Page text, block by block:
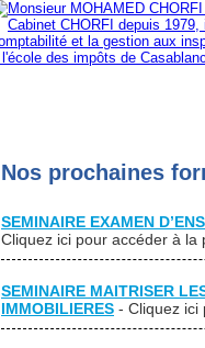
Nos prochaines
SEMINAIRE EXAMEN
Cliquez ici pour accéder à la
SEMINAIRE MAITRISER
IMMOBILIERES - Cliquez ici